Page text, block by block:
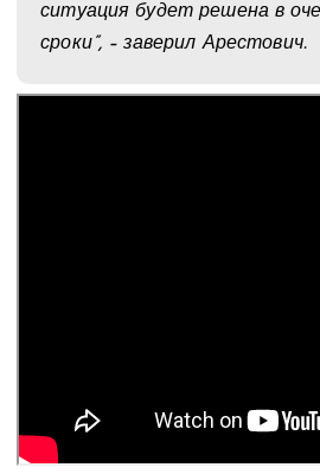
ситуация будет решена в
сроки”, – заверил Арестович.